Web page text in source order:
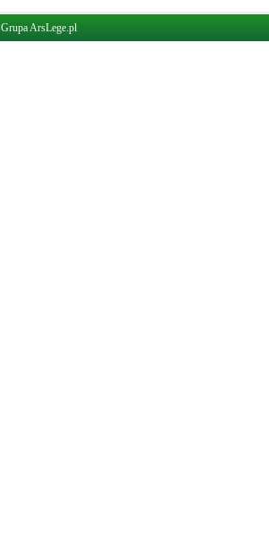
Grupa ArsLege.pl